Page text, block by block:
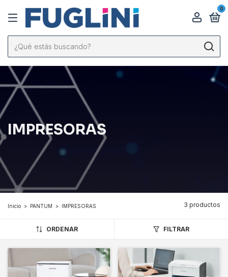
0
IMPRESORAS
Inicio > PANTUM > IMPRESORAS 3 productos
ORDENAR FILTRAR